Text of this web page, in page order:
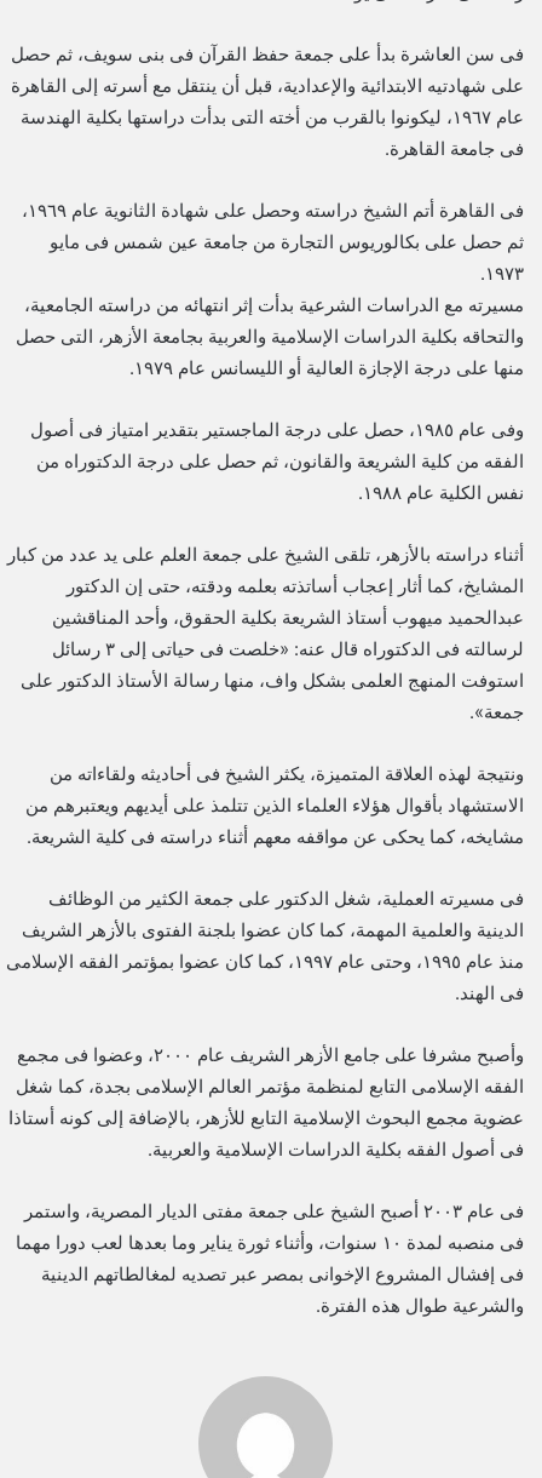
فى سن العاشرة بدأ على جمعة حفظ القرآن فى بنى سويف، ثم حصل
على شهادتيه الابتدائية والإعدادية، قبل أن ينتقل مع أسرته إلى القاهرة
عام ١٩٦٧، ليكونوا بالقرب من أخته التى بدأت دراستها بكلية الهندسة
فى جامعة القاهرة.
فى القاهرة أتم الشيخ دراسته وحصل على شهادة الثانوية عام ١٩٦٩،
ثم حصل على بكالوريوس التجارة من جامعة عين شمس فى مايو
١٩٧٣.
مسيرته مع الدراسات الشرعية بدأت إثر انتهائه من دراسته الجامعية،
والتحاقه بكلية الدراسات الإسلامية والعربية بجامعة الأزهر، التى حصل
منها على درجة الإجازة العالية أو الليسانس عام ١٩٧٩.
وفى عام ١٩٨٥، حصل على درجة الماجستير بتقدير امتياز فى أصول
الفقه من كلية الشريعة والقانون، ثم حصل على درجة الدكتوراه من
نفس الكلية عام ١٩٨٨.
أثناء دراسته بالأزهر، تلقى الشيخ على جمعة العلم على يد عدد من كبار
المشايخ، كما أثار إعجاب أساتذته بعلمه ودقته، حتى إن الدكتور
عبدالحميد ميهوب أستاذ الشريعة بكلية الحقوق، وأحد المناقشين
لرسالته فى الدكتوراه قال عنه: «خلصت فى حياتى إلى ٣ رسائل
استوفت المنهج العلمى بشكل واف، منها رسالة الأستاذ الدكتور على
جمعة».
ونتيجة لهذه العلاقة المتميزة، يكثر الشيخ فى أحاديثه ولقاءاته من
الاستشهاد بأقوال هؤلاء العلماء الذين تتلمذ على أيديهم ويعتبرهم من
مشايخه، كما يحكى عن مواقفه معهم أثناء دراسته فى كلية الشريعة.
فى مسيرته العملية، شغل الدكتور على جمعة الكثير من الوظائف
الدينية والعلمية المهمة، كما كان عضوا بلجنة الفتوى بالأزهر الشريف
منذ عام ١٩٩٥، وحتى عام ١٩٩٧، كما كان عضوا بمؤتمر الفقه الإسلامى
فى الهند.
وأصبح مشرفا على جامع الأزهر الشريف عام ٢٠٠٠، وعضوا فى مجمع
الفقه الإسلامى التابع لمنظمة مؤتمر العالم الإسلامى بجدة، كما شغل
عضوية مجمع البحوث الإسلامية التابع للأزهر، بالإضافة إلى كونه أستاذا
فى أصول الفقه بكلية الدراسات الإسلامية والعربية.
فى عام ٢٠٠٣ أصبح الشيخ على جمعة مفتى الديار المصرية، واستمر
فى منصبه لمدة ١٠ سنوات، وأثناء ثورة يناير وما بعدها لعب دورا مهما
فى إفشال المشروع الإخوانى بمصر عبر تصديه لمغالطاتهم الدينية
والشرعية طوال هذه الفترة.